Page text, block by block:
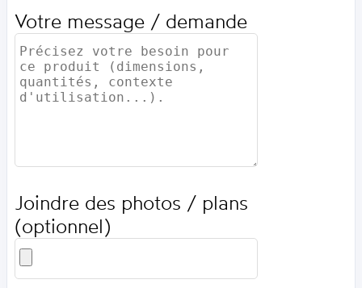
Votre message / demande
Joindre des photos / plans
(optionnel)